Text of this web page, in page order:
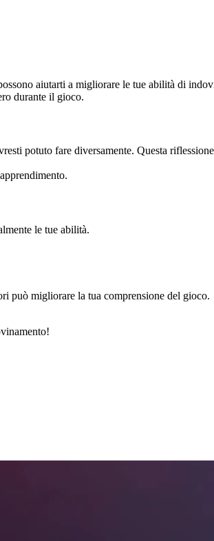
aiutarti a migliorare le tue abilità di
durante il gioco.
potuto fare diversamente. Questa
le tue abilità.
può migliorare la tua comprensione del gioco.